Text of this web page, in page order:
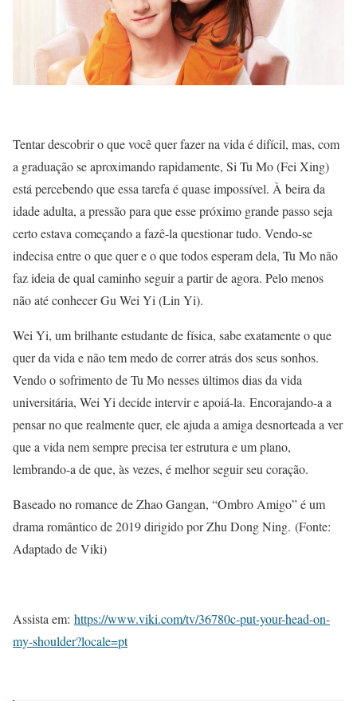
Tentar descobrir o que você quer fazer na vida é difícil, mas, com
a graduação se aproximando rapidamente, Si Tu Mo (Fei Xing)
está percebendo que essa tarefa é quase impossível. À beira da
idade adulta, a pressão para que esse próximo grande passo seja
certo estava começando a fazê-la questionar tudo. Vendo-se
indecisa entre o que quer e o que todos esperam dela, Tu Mo não
faz ideia de qual caminho seguir a partir de agora. Pelo menos
não até conhecer Gu Wei Yi (Lin Yi).
Wei Yi, um brilhante estudante de física, sabe exatamente o que
quer da vida e não tem medo de correr atrás dos seus sonhos.
Vendo o sofrimento de Tu Mo nesses últimos dias da vida
universitária, Wei Yi decide intervir e apoiá-la. Encorajando-a a
pensar no que realmente quer, ele ajuda a amiga desnorteada a ver
que a vida nem sempre precisa ter estrutura e um plano,
lembrando-a de que, às vezes, é melhor seguir seu coração.
Baseado no romance de Zhao Gangan, “Ombro Amigo” é um
drama romântico de 2019 dirigido por Zhu Dong Ning. (Fonte:
Adaptado de Viki)
Assista em: https://www.viki.com/tv/36780c-put-your-head-on-
my-shoulder?locale=pt